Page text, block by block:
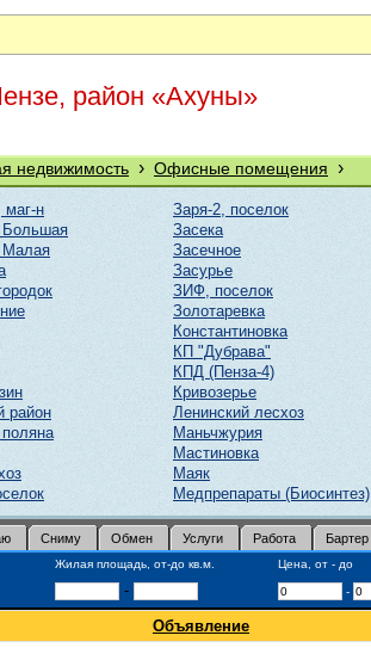
район «Ахуны»
недвижимость › Офисные помещения ›
маг-н
Большая
Малая
район
Заря-2, поселок
Засека
Засечное
Засурье
ЗИФ, поселок
Золотаревка
Константиновка
КП "Дубрава"
КПД (Пенза-4)
Кривозерье
Ленинский лесхоз
Маньчжурия
Мастиновка
Маяк
Медпрепараты (Биосинтез)
Сниму Обмен Услуги Работа Бартер
Жилая площадь, от-до кв.м. Цена, от - до
- -
Объявление